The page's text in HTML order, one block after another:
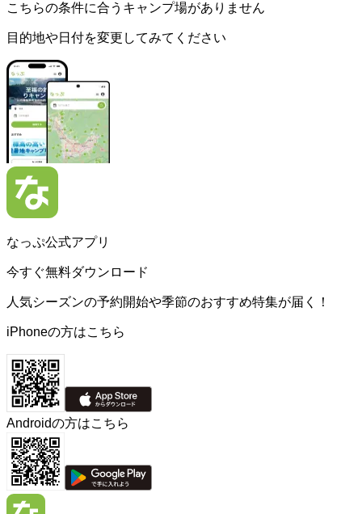
こちらの条件に合うキャンプ場がありません
目的地や日付を変更してみてください
なっぷ公式アプリ
今すぐ無料ダウンロード
人気シーズンの予約開始や季節のおすすめ特集が届く！
iPhoneの方はこちら
Androidの方はこちら